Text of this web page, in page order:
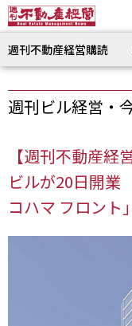
週刊不動産経営購読
週刊ビル経営・
【週刊不動産
ビルが20日開
コハマ フロント」